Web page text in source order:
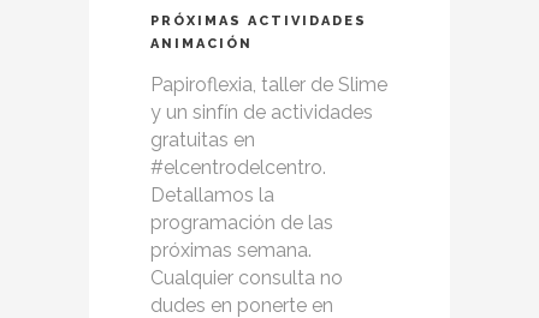
PRÓXIMAS ACTIVIDADES
ANIMACIÓN
Papiroflexia, taller de Slime
y un sinfín de actividades
gratuitas en
#elcentrodelcentro.
Detallamos la
programación de las
próximas semana.
Cualquier consulta no
dudes en ponerte en